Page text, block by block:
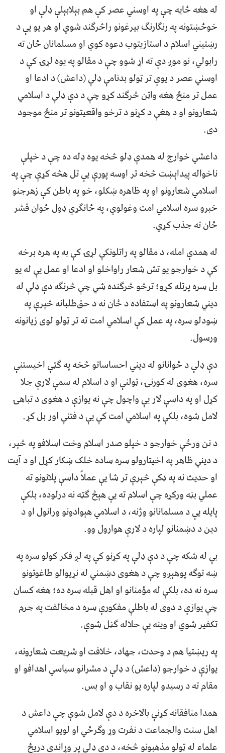
له هغه ځایه چې په اوسني عصر کې هم بېلابېلې ډلې او
خوځښتونه په رنګارنګ بیرغونو راڅرګند شوي او هر یو یې د
رښتیني اسلام د استازیتوب دعوه کوي او مسلمانان ځان ته
رابولي، نو موږ دې ته اړ شوو چې د مقالو په یوه لړۍ کې د
اوسني عصر د یوې تر ټولو بدنامې ډلې (داعش) د ادعا او
عمل تر منځ هغه واټن څرګند کړو چې د دې ډلې د اسلامي
شعارونو او د هغې د کړنو د ترخو واقعیتونو تر منځ موجود
دی.
داعشي خوارج له همدې ډلو څخه یوه ډله ده چې د خپلې
ناخواله پیداېښت څخه تر اوسه پورې یې تل هڅه کړې چې په
اسلامي شعارونو او په ظاهره ښکلو، خو په باطن کې زهرجنو
خبرو سره اسلامي امت وغولوي، په ځانګړي ډول ځوان قشر
ځان ته جذب کړي.
له همدې امله، د مقالو په راتلونکې لړۍ کې به په هره برخه
کې د خوارجو یو تش شعار راواخلو او ادعا او عمل یې له یو
بل سره پرتله کړو؛ ترڅو څرګنده شي چې څرنګه دې ډلې له
دیني شعارونو په استفاده د ځان نه د حق‌طلبانه څېرې په
ښودلو سره، په عمل کې اسلامي امت ته تر ټولو لوی زیانونه
ورسول.
دې ډلې د ځوانانو له دیني احساساتو څخه په ګټې اخیستنې
سره، هغوی له کورنۍ، ټولنې او د اسلام له سمې لارې جلا
کړل او په داسې لار یې واچول چې نه یوازې د هغوی د تباهۍ
لامل شوه، بلکې په اسلامي امت کې یې د فتنې اور بل کړ.
د نن ورځې خوارجو د خپلو صدر اسلام وخت اسلافو په څېر،
د دیني ظاهر په اخيتارولو سره ساده خلک ښکار کړل او د آیت
او حدیث نه په ډکې څېرې تر شا یې عملاً داسې پلانونو ته
عملي بڼه ورکړه چې اسلام ته یې هېڅ ګټه نه درلوده، بلکې
پایله یې د مسلمانانو وژنه، د اسلامي هېوادونو ورانول او د
دین د دښمنانو لپاره د لارې هوارول وو.
بې له شکه چې د دې ډلې په کړنو کې په لږ فکر کولو سره په
ښه توګه پوهېږو چې د هغوی دښمني له نړیوالو طاغوتونو
سره نه ده، بلکې له مؤمنانو او اهل قبله سره ده؛ هغه کسان
چې یوازې د دوی له باطلې مفکورې سره د مخالفت په جرم
تکفیر شوي او وینه یې حلاله ګڼل شوې.
په ریښتیا هم د وحدت، جهاد، خلافت او شریعت شعارونه،
یوازې د خوارجو (داعش) د ډلې د مشرانو سیاسي اهدافو او
مقام ته د رسیدو لپاره یو نقاب و او بس.
همدا منافقانه کړنې بالاخره د دې لامل شوې چې داعش د
اهل سنت والجماعت د نفرت وړ وګرځي او لویو اسلامي
علماء له ټولو مذهبونو څخه، د دې ډلې پر وړاندې دریځ